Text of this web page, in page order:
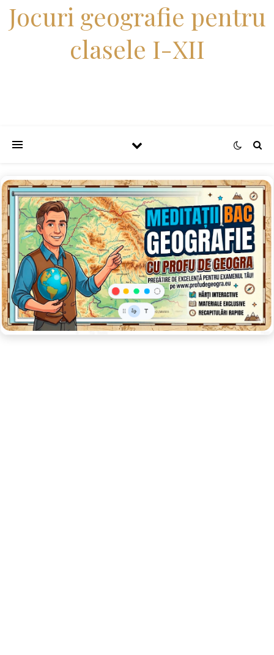
Jocuri geografie pentru
clasele I-XII